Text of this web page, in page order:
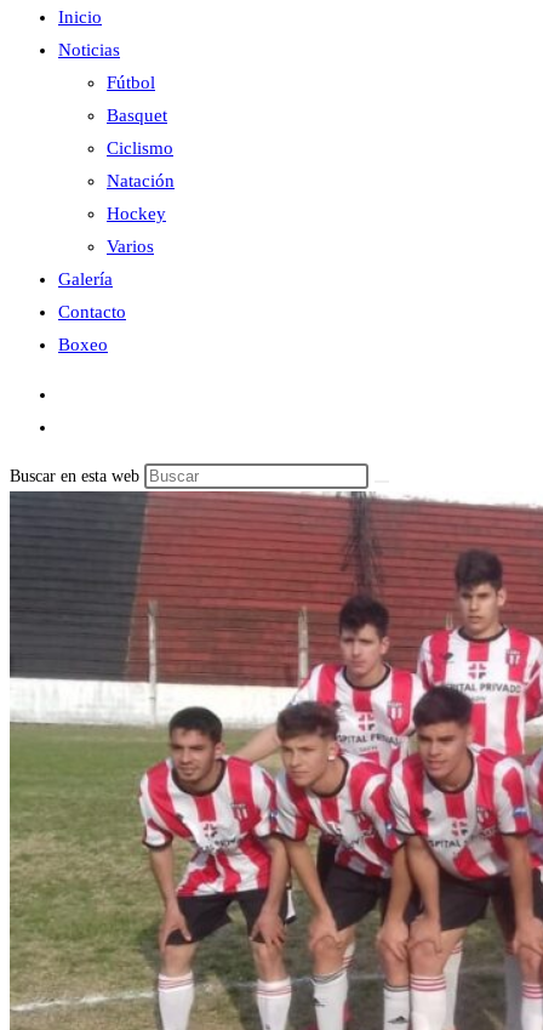
Inicio
Noticias
Fútbol
Basquet
Ciclismo
Natación
Hockey
Varios
Galería
Contacto
Boxeo
Buscar en esta web